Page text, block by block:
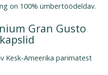
on 100% ümbertöödeldav.
Gran Gusto
Kesk-Ameerika parimatest